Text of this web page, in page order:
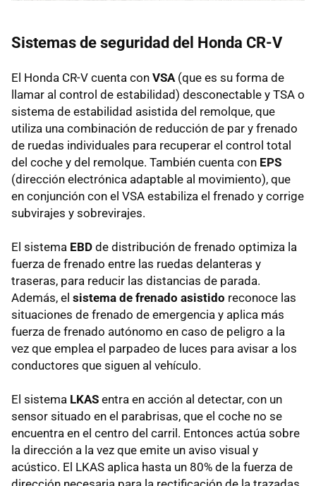
Sistemas de seguridad del Honda CR-V
El Honda CR-V cuenta con VSA (que es su forma de
llamar al control de estabilidad) desconectable y TSA o
sistema de estabilidad asistida del remolque, que
utiliza una combinación de reducción de par y frenado
de ruedas individuales para recuperar el control total
del coche y del remolque. También cuenta con EPS
(dirección electrónica adaptable al movimiento), que
en conjunción con el VSA estabiliza el frenado y corrige
subvirajes y sobrevirajes.
El sistema EBD de distribución de frenado optimiza la
fuerza de frenado entre las ruedas delanteras y
traseras, para reducir las distancias de parada.
Además, el sistema de frenado asistido reconoce las
situaciones de frenado de emergencia y aplica más
fuerza de frenado autónomo en caso de peligro a la
vez que emplea el parpadeo de luces para avisar a los
conductores que siguen al vehículo.
El sistema LKAS entra en acción al detectar, con un
sensor situado en el parabrisas, que el coche no se
encuentra en el centro del carril. Entonces actúa sobre
la dirección a la vez que emite un aviso visual y
acústico. El LKAS aplica hasta un 80% de la fuerza de